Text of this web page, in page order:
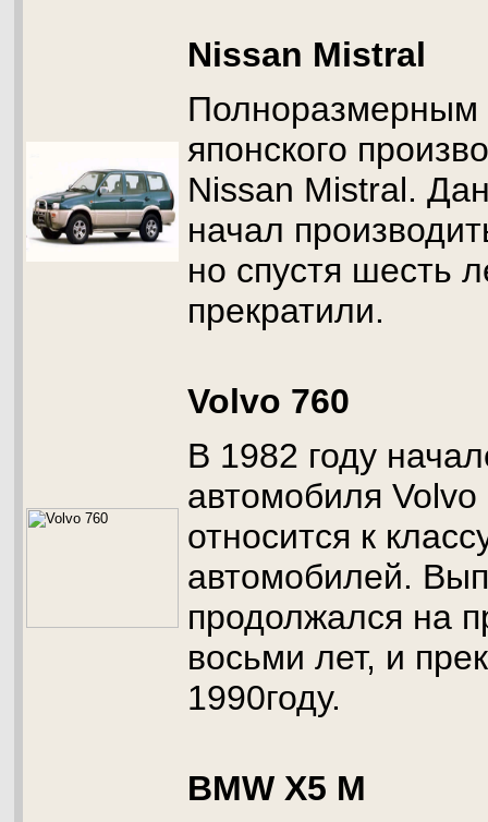
Nissan Mistral
Полноразмерным
японского
Nissan Mistral.
начал
но спустя шесть
прекратили.
Volvo 760
В 1982 году
автомобиля
относится к
автомобилей.
продолжался на
восьми лет, и
1990году.
BMW X5 M